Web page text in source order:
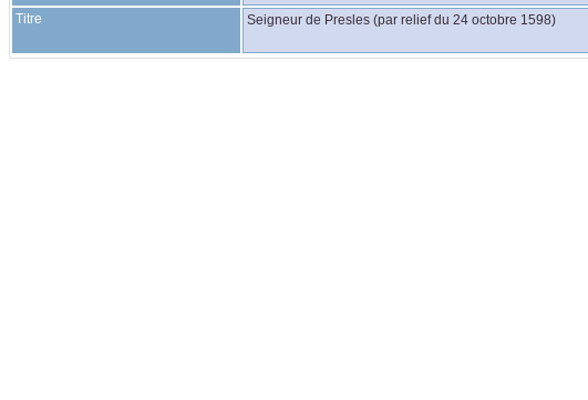
Titre Seigneur de Presles (par relief du 24 octobre 1598)